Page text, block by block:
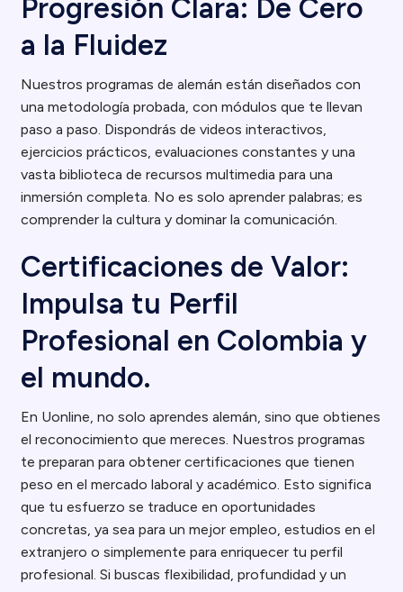
Progresión Clara: De Cero
a la Fluidez
Nuestros programas de alemán están diseñados con
una metodología probada, con módulos que te llevan
paso a paso. Dispondrás de videos interactivos,
ejercicios prácticos, evaluaciones constantes y una
vasta biblioteca de recursos multimedia para una
inmersión completa. No es solo aprender palabras; es
comprender la cultura y dominar la comunicación.
Certificaciones de Valor:
Impulsa tu Perfil
Profesional en Colombia y
el mundo.
En Uonline, no solo aprendes alemán, sino que obtienes
el reconocimiento que mereces. Nuestros programas
te preparan para obtener certificaciones que tienen
peso en el mercado laboral y académico. Esto significa
que tu esfuerzo se traduce en oportunidades
concretas, ya sea para un mejor empleo, estudios en el
extranjero o simplemente para enriquecer tu perfil
profesional. Si buscas flexibilidad, profundidad y un